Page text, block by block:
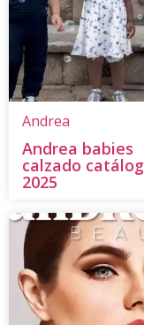
Andrea
Andrea babies
calzado
2025